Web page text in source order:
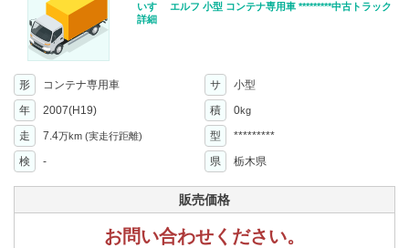
いすゞ エルフ 小型 コンテナ専用車 *********中古トラック
詳細
形 コンテナ専用車 サ
小型
年
2007(H19) 積 0kg
走 7.4万km (実走行距離) 型
*********
検
- 県 栃木県
販売価格
お問い合わせください。